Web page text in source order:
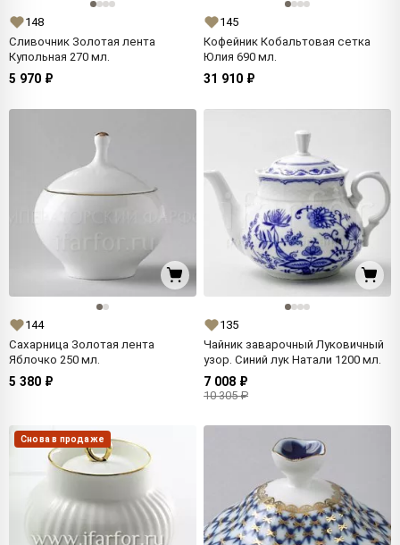
148
Сливочник Золотая лента
Купольная 270 мл.
5 970 ₽
145
Кофейник Кобальтовая сетка
Юлия 690 мл.
31 910 ₽
144
Сахарница Золотая лента
Яблочко 250 мл.
5 380 ₽
135
Чайник заварочный Луковичный
узор. Синий лук Натали 1200 мл.
7 008 ₽
10 305 ₽
Снова в продаже